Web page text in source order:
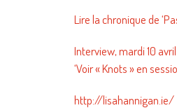
Lire la chronique de
Interview, mardi 10
‘Voir « Knots » en
http://lisahannigan.ie/